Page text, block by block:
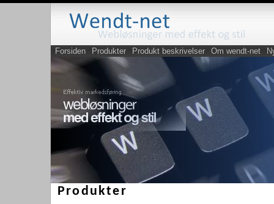
Forsiden Produkter Produkt beskrivelser Om wendt-net
Produkter